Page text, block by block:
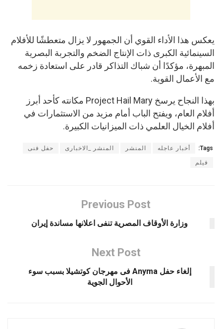
يعكس هذا الأداء القوي أن الجمهور لا يزال متعطشًا للأفلام
السينمائية الكبرى ذات الإنتاج الضخم والتجربة البصرية
المبهرة، مؤكدًا أن شباك التذاكر قادر على استعادة زخمه
مع الأعمال القوية.
بهذا النجاح يرسخ Project Hail Mary مكانته كأحد أبرز
أفلام العام، ويفتح الباب أمام مزيد من الاستثمارات في
أفلام الخيال العلمي ذات الميزانيات الكبيرة.
Tags: أخبار عاجله المنشر المنشر _الاخبارى حفل فنى
فيلم
Previous Post
وزارة الأوقاف المصرية تنفى اعلانها مساندة إيران
Next Post
إلغاء حفل Anyma فى مهرجان كوتشيلا بسبب سوء
الأحوال الجوية